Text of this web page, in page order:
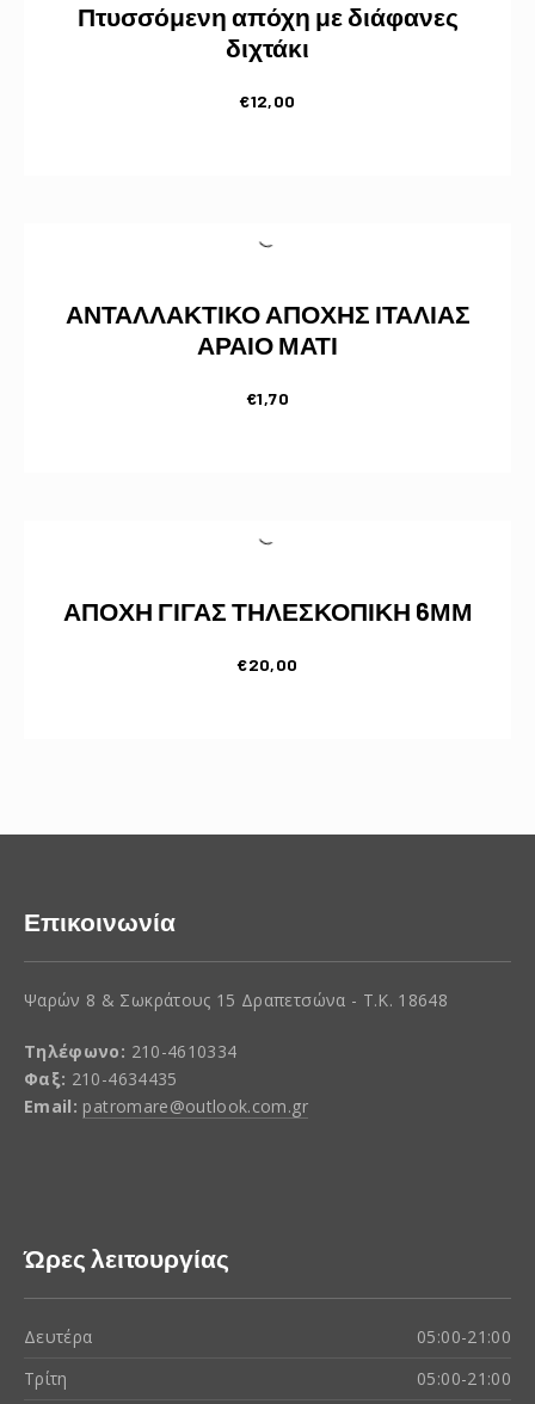
Πτυσσόμενη απόχη με διάφανες
διχτάκι
€12,00
ΑΝΤΑΛΛΑΚΤΙΚΟ ΑΠΟΧΗΣ ΙΤΑΛΙΑΣ
ΑΡΑΙΟ ΜΑΤΙ
€1,70
ΑΠΟΧΗ ΓΙΓΑΣ ΤΗΛΕΣΚΟΠΙΚΗ 6ΜΜ
€20,00
Επικοινωνία
Ψαρών 8 & Σωκράτους 15 Δραπετσώνα - Τ.Κ. 18648
Τηλέφωνο: 210-4610334
Φαξ: 210-4634435
Email: patromare@outlook.com.gr
Ώρες λειτουργίας
Δευτέρα
05:00-21:00
Τρίτη
05:00-21:00